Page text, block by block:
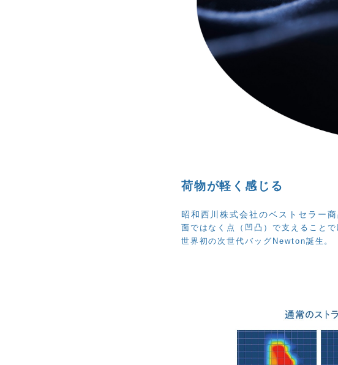
荷物が軽 く感じる
昭和西川株式会社のベストセラー
面ではなく点（凹凸）で支えること
世界初の次世代バッグNewton誕生。